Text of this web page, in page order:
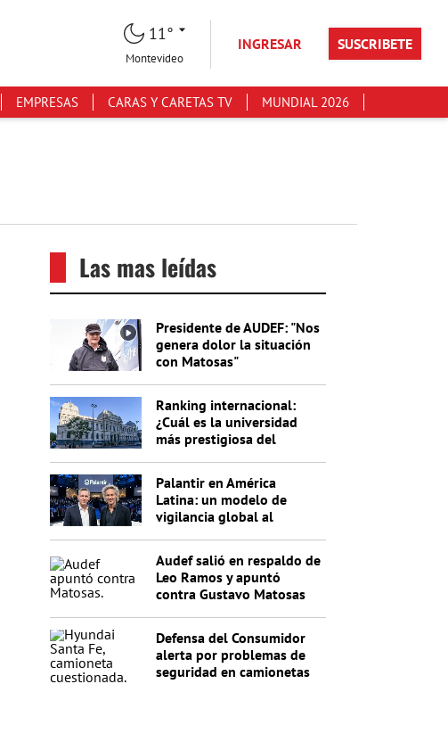
11°
Montevideo
INGRESAR SUSCRIBETE
EMPRESAS CARAS Y CARETAS TV MUNDIAL 2026
Las mas leídas
Presidente de AUDEF: "Nos
genera dolor la situación
con Matosas"
Ranking internacional:
¿Cuál es la universidad
más prestigiosa del
Palantir en América
Latina: un modelo de
vigilancia global al
Audef salió en respaldo de
Leo Ramos y apuntó
contra Gustavo Matosas
Defensa del Consumidor
alerta por problemas de
seguridad en camionetas